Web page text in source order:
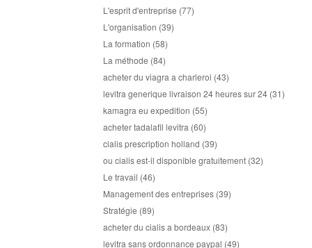
L'esprit d'entreprise (77)
L'organisation (39)
La formation (58)
La méthode (84)
acheter du viagra a charleroi (43)
levitra generique livraison 24 heures sur 24 (31)
kamagra eu expedition (55)
acheter tadalafil levitra (60)
cialis prescription holland (39)
ou cialis est-il disponible gratuitement (32)
Le travail (46)
Management des entreprises (39)
Stratégie (89)
acheter du cialis a bordeaux (83)
levitra sans ordonnance paypal (49)